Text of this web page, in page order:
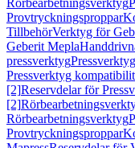
Rörbearbetningsverktyg
Provtryckningsproppar
TillbehörVerktyg för
Geberit Mepla
pressverktyg
Pressverktyg
[2]Reservdelar för
[2]
Rörbearbetningsverktyg
Provtryckningsproppar